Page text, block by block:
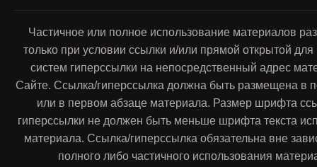
Частичное или полное использование материалов
только при условии ссылки и/или прямой открытой
систем гиперссылки на непосредственный адрес
Сайте. Ссылка/гиперссылка должна быть размещена в
или в первом абзаце материала. Размер шрифта
гиперссылки не должен быть меньше шрифта текста
материала. Ссылка/гиперссылка обязательна вне
полного либо частичного использования